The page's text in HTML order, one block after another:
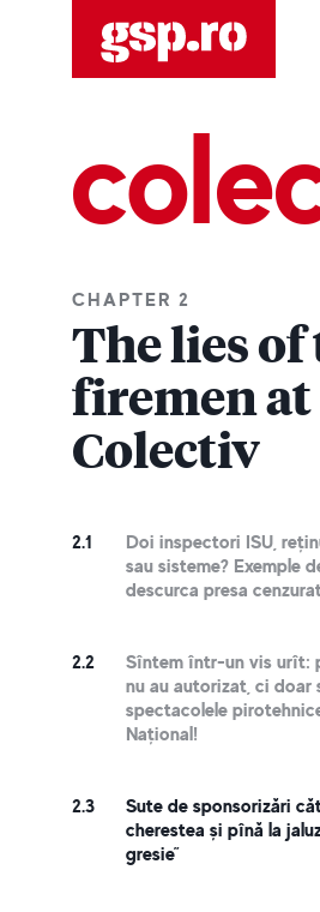
CHAPTER 2
The lies of
firemen at
Colectiv
2.1
Doi inspectori ISU,
sau sisteme? Exemple
descurca presa
2.2
Sîntem într-un vis urît:
nu au autorizat, ci doar
spectacolele
Național!
2.3
Sute de sponsorizări
cherestea și pînă la
gresie”